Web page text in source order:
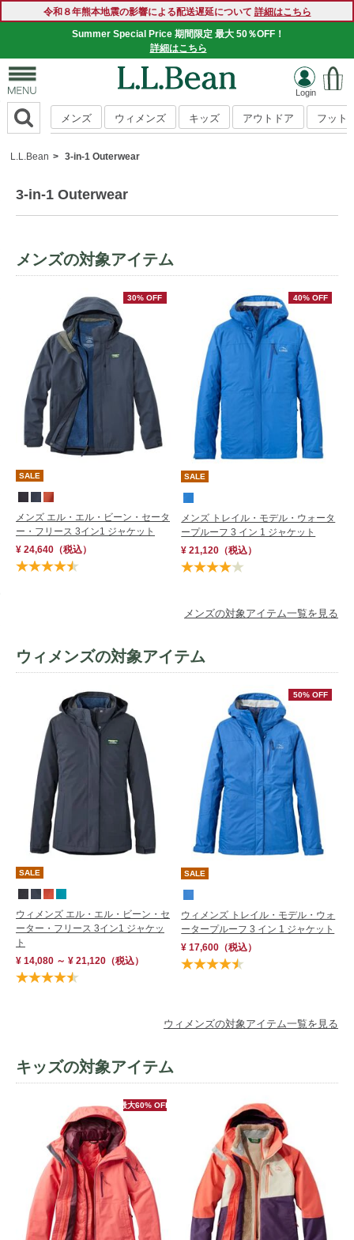
令和８年熊本地震の影響による配送遅延について 詳細はこちら
Summer Special Price 期間限定 最大 50％OFF！
詳細はこちら
メンズ ウィメンズ キッズ アウトドア フット
L.L.Bean 3-in-1 Outerwear
3-in-1 Outerwear
メンズの対象アイテム
30% OFF
SALE
メンズ エル・エル・ビーン・セータ
ー・フリース 3イン1 ジャケット
¥ 24,640 （税込）
40% OFF
SALE
メンズ トレイル・モデル・ウォータ
ープルーフ 3 イン 1 ジャケット
¥ 21,120 （税込）
メンズの対象アイテム一覧を見る
ウィメンズの対象アイテム
SALE
ウィメンズ エル・エル・ビーン・セ
ーター・フリース 3イン1 ジャケッ
ト
¥ 14,080 ～ ¥ 21,120 （税込）
50% OFF
SALE
ウィメンズ トレイル・モデル・ウォ
ータープルーフ 3 イン 1 ジャケット
¥ 17,600 （税込）
ウィメンズの対象アイテム一覧を見る
キッズの対象アイテム
最大60% OFF